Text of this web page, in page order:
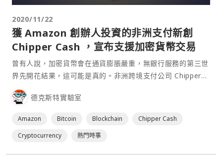
2020/11/22
獲 Amazon 創辦人投資的非洲支付新創
Chipper Cash ，宣布支援加密貨幣交易
曾有人說，加密貨幣會在通貨膨脹嚴重，無銀行服務的第三世
界先開花結果，這可能是真的。非洲跨境支付公司 Chipper
Cash 在 B 輪融資了 3,000 萬美元後，開啟支援加密貨幣交
易。 Chipper Cash⋯
德克斯特實驗室
Amazon Bitcoin Blockchain
Chipper Cash
Cryptocurrency
熱門時事